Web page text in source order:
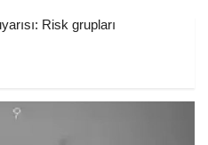
Risk grupları